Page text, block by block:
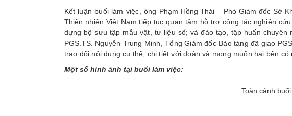
Kết luận buổi làm việc, ông Phạm Hồng Thái – Phó Giám đốc Sở
Thiên nhiên Việt Nam tiếp tục quan tâm hỗ trợ công tác nghiên
dựng bộ sưu tập mẫu vật, tư liệu số; và đào tạo, tập huấn
PGS.TS. Nguyễn Trung Minh, Tổng Giám đốc Bảo tàng đã giao
trao đổi nội dung cụ thể, chi tiết với đoàn và mong muốn hai bên
Một số hình ảnh tại buổi làm việc:
Toàn cảnh